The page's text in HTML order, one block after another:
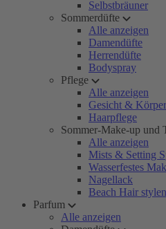
Selbstbräuner
Sommerdüfte
Alle anzeigen
Damendüfte
Herrendüfte
Bodyspray
Pflege
Alle anzeigen
Gesicht &
Haarpflege
Sommer-Make-up und
Alle anzeigen
Mists & Setting
Wasserfestes
Nagellack
Beach Hair stylen
Parfum
Alle anzeigen